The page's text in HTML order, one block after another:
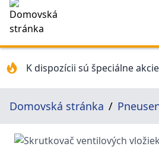
K dispozícii sú špeciálne
Domovská stránka